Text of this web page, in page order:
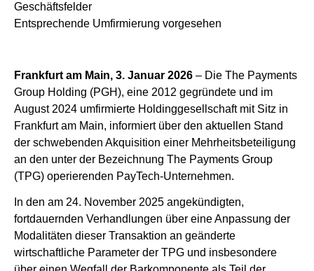
Geschäftsfelder
Entsprechende Umfirmierung vorgesehen
Frankfurt am Main, 3. Januar 2026 – Die The Payments
Group Holding (PGH), eine 2012 gegründete und im
August 2024 umfirmierte Holdinggesellschaft mit Sitz in
Frankfurt am Main, informiert über den aktuellen Stand
der schwebenden Akquisition einer Mehrheitsbeteiligung
an den unter der Bezeichnung The Payments Group
(TPG) operierenden PayTech-Unternehmen.
In den am 24. November 2025 angekündigten,
fortdauernden Verhandlungen über eine Anpassung der
Modalitäten dieser Transaktion an geänderte
wirtschaftliche Parameter der TPG und insbesondere